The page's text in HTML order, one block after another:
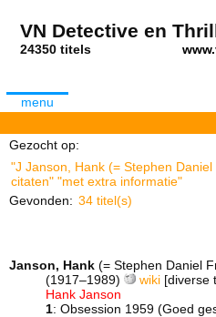
VN Detective en
24350 titels
menu
Gezocht op:
"J Janson, Hank (= Stephen
citaten" "met extra informatie"
Gevonden: 34 titel(s)
Janson, Hank (= Stephen Daniel
(1917–1989)
wiki[diverse
Hank Janson
1: Obsession 1959 (Goed